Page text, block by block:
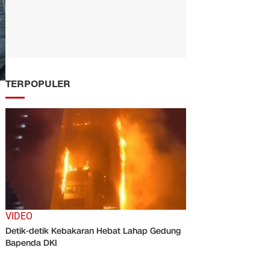
TERPOPULER
VIDEO
Detik-detik Kebakaran Hebat Lahap Gedung
Bapenda DKI